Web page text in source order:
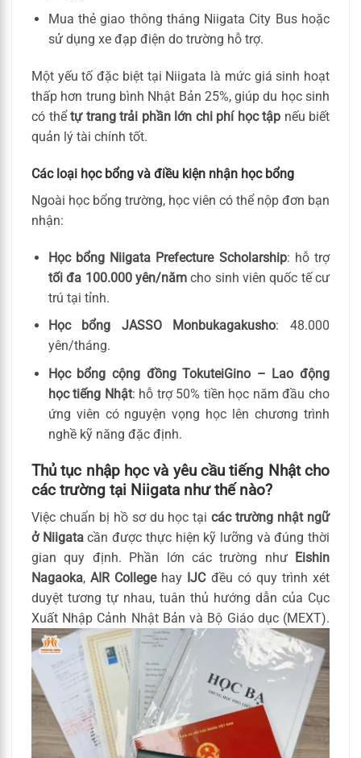
Mua thẻ giao thông tháng Niigata City Bus hoặc
sử dụng xe đạp điện do trường hỗ trợ.
Một yếu tố đặc biệt tại Niigata là mức giá sinh hoạt
thấp hơn trung bình Nhật Bản 25%, giúp du học sinh
có thểtự trang trải phần lớn chi phí học tập nếu biết
quản lý tài chính tốt.
Các loại học bổng và điều kiện nhận học bổng
Ngoài học bổng trường, học viên có thể nộp đơn bạn
nhận:
Học bổng Niigata Prefecture Scholarship: hỗ trợ
tối đa 100.000 yên/nămcho sinh viên quốc tế cư
trú tại tỉnh.
Học bổng JASSO Monbukagakusho: 48.000
yên/tháng.
Học bổng cộng đồng TokuteiGino – Lao động
học tiếng Nhật: hỗ trợ 50% tiền học năm đầu cho
ứng viên có nguyện vọng học lên chương trình
nghề kỹ năng đặc định.
Thủ tục nhập học và yêu cầu tiếng Nhật cho
các trường tại Niigata như thế nào?
Việc chuẩn bị hồ sơ du học tạicác trường nhật ngữ
ở Niigatacần được thực hiện kỹ lưỡng và đúng thời
gian quy định. Phần lớn các trường như
Eishin
Nagaoka,AIR Collegehay IJCđều có quy trình xét
duyệt tương tự nhau, tuân thủ hướng dẫn của Cục
Xuất Nhập Cảnh Nhật Bản và Bộ Giáo dục (MEXT).